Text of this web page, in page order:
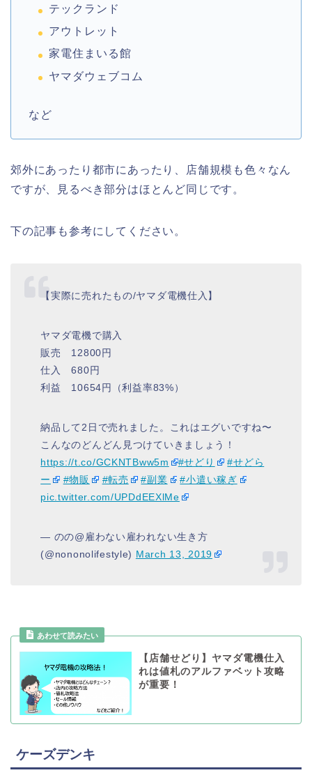
テックランド
アウトレット
家電住まいる館
ヤマダウェブコム
など
郊外にあったり都市にあったり、店舗規模も色々なん
ですが、見るべき部分はほとんど同じです。
下の記事も参考にしてください。
【実際に売れたもの/ヤマダ電機仕入】
ヤマダ電機で購入
販売 12800円
仕入 680円
利益 10654円（利益率83%）
納品して2日で売れました。これはエグいですね〜
こんなのどんどん見つけていきましょう！
https://t.co/GCKNTBww5m
#せどり
#せどら
ー
#物販 #転売 #副業
#小遣い稼ぎ
pic.twitter.com/UPDdEEXlMe
— のの@雇わない雇われない生き方
(@nononolifestyle) March 13, 2019
【店舗せどり】ヤマダ電機仕入
れは値札のアルファベット攻略
が重要！
ケーズデンキ